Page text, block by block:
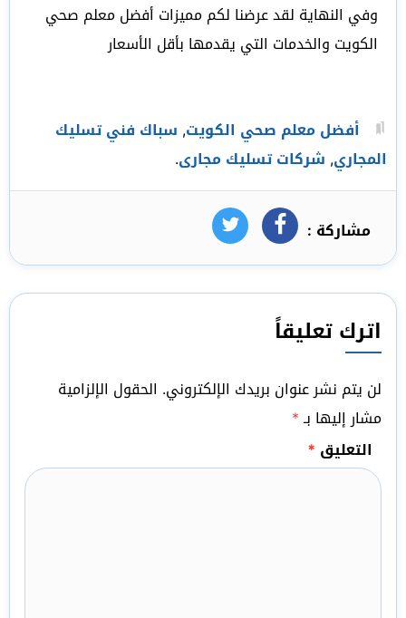
وفي النهاية لقد عرضنا لكم مميزات أفضل معلم صحي
الكويت والخدمات التي يقدمها بأقل الأسعار
أفضل معلم صحي الكويت, سباك فني تسليك
المجاري, شركات تسليك مجارى.
مشاركة : فيسبوكتويتر
اترك تعليقاً
لن يتم نشر عنوان بريدك الإلكتروني. الحقول الإلزامية
مشار إليها بـ*
التعليق *